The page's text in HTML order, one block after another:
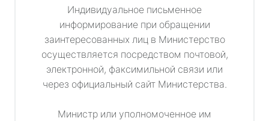
Индивидуальное письменное
информирование при обращении
заинтересованных лиц в Министерство
осуществляется посредством почтовой,
электронной, факсимильной связи или
через официальный сайт Министерства.
Министр или уполномоченное им